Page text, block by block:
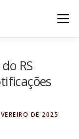
Menu
RS
DE 2025